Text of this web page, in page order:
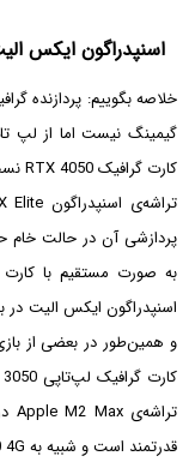
اسنپدراگون ایکس
گیمینگ نیست اما از لپ
کارت گرافیک RTX 4050 نسخه لپ‌تاپی که ۶۰ واتی است، قدرت دارد.
به صورت مستقیم با کارت